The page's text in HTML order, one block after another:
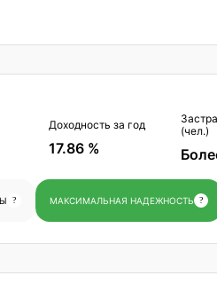
Доходность за год
17.86 %
(чел.)
? МАКСИМАЛЬНАЯ НАДЕЖНОСТЬ ?